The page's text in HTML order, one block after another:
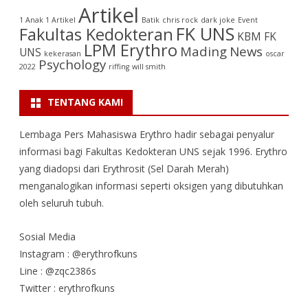
1 Anak 1 Artikel Artikel Batik chris rock dark joke Event
Fakultas Kedokteran FK UNS KBM FK
UNS kekerasan LPM Erythro Mading News oscar
2022 Psychology riffing will smith
TENTANG KAMI
Lembaga Pers Mahasiswa Erythro hadir sebagai penyalur
informasi bagi Fakultas Kedokteran UNS sejak 1996. Erythro
yang diadopsi dari Erythrosit (Sel Darah Merah)
menganalogikan informasi seperti oksigen yang dibutuhkan
oleh seluruh tubuh.
Sosial Media
Instagram : @erythrofkuns
Line : @zqc2386s
Twitter : erythrofkuns